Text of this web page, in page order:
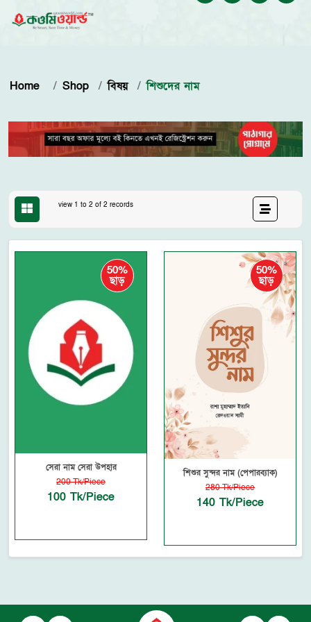
Home Shop বিষয় শিশুদের নাম
view 1 to 2 of 2 records
50%
ছাড়
সেরা নাম সেরা উপহার
200 Tk/Piece
100 Tk/Piece
50%
ছাড়
শিশুর সুন্দর নাম (পেপারব্যাক)
280 Tk/Piece
140 Tk/Piece